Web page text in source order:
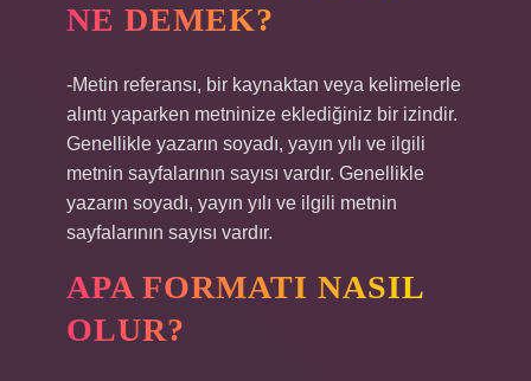
NE DEMEK?
-Metin referansı, bir kaynaktan veya kelimelerle
alıntı yaparken metninize eklediğiniz bir izindir.
Genellikle yazarın soyadı, yayın yılı ve ilgili
metnin sayfalarının sayısı vardır. Genellikle
yazarın soyadı, yayın yılı ve ilgili metnin
sayfalarının sayısı vardır.
APA FORMATI NASIL
OLUR?